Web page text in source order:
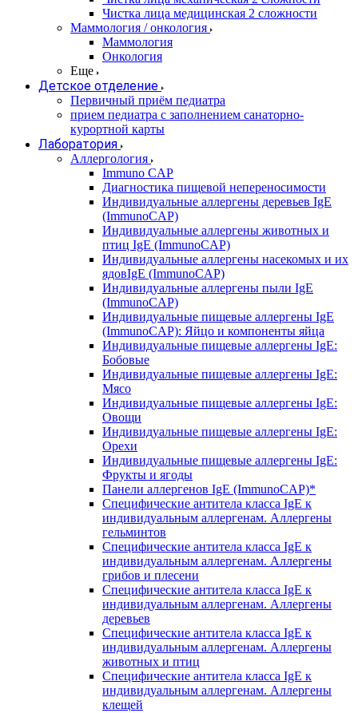
Чистка лица медицинская 2 сложности
Маммология / онкология
Маммология
Онкология
Еще
Детское отделение
Первичный приём педиатра
прием педиатра с заполнением санаторно-
курортной карты
Лаборатория
Аллергология
Immuno CAP
Диагностика пищевой непереносимости
Индивидуальные аллергены деревьев IgE
(ImmunoCAP)
Индивидуальные аллергены животных и
птиц IgE (ImmunoCAP)
Индивидуальные аллергены насекомых и их
ядовIgE (ImmunoCAP)
Индивидуальные аллергены пыли IgE
(ImmunoCAP)
Индивидуальные пищевые аллергены IgE
(ImmunoCAP): Яйцо и компоненты яйца
Индивидуальные пищевые аллергены IgE:
Бобовые
Индивидуальные пищевые аллергены IgE:
Мясо
Индивидуальные пищевые аллергены IgE:
Овощи
Индивидуальные пищевые аллергены IgE:
Орехи
Индивидуальные пищевые аллергены IgE:
Фрукты и ягоды
Панели аллергенов IgE (ImmunoCAP)*
Специфические антитела класса IgE к
индивидуальным аллергенам. Аллергены
гельминтов
Специфические антитела класса IgE к
индивидуальным аллергенам. Аллергены
грибов и плесени
Специфические антитела класса IgE к
индивидуальным аллергенам. Аллергены
деревьев
Специфические антитела класса IgE к
индивидуальным аллергенам. Аллергены
животных и птиц
Специфические антитела класса IgE к
индивидуальным аллергенам. Аллергены
клещей